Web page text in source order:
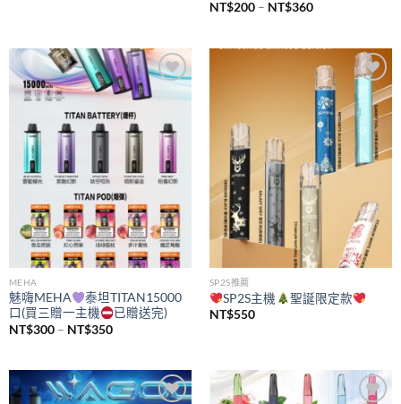
NT$200 – NT$360價
NT$200
到
NT$360
Add to
MEHA
魅嗨MEHA
泰坦TITAN15000
口(買三贈一主機
已贈送完)
NT$300 – NT$350價
NT$300
到
NT$350
Add to
wishlist
SP2S推薦
SP2S主機
聖誕限定款
NT$550